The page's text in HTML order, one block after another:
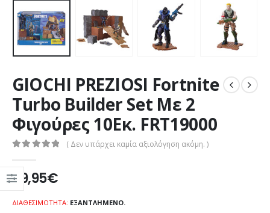
GIOCHI PREZIOSI Fortnite
Turbo Builder Set Με 2
Φιγούρες 10Εκ. FRT19000
( Δεν υπάρχει καμία αξιολόγηση ακόμη. )
59,95€
ΔΙΑΘΕΣΙΜΌΤΗΤΑ: ΕΞΑΝΤΛΗΜΈΝΟ.